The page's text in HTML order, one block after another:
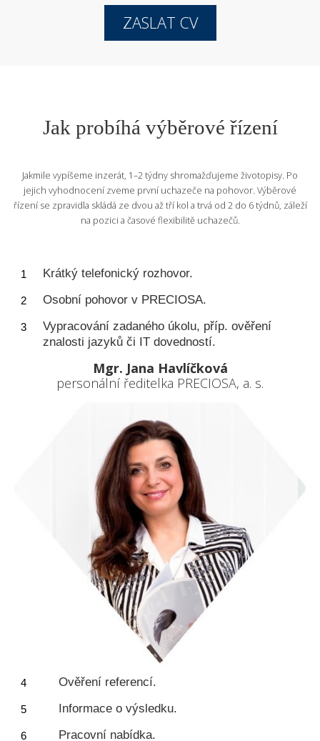
ZASLAT CV
Jak probíhá výběrové řízení
Jakmile vypíšeme inzerát, 1–2 týdny shromažďujeme životopisy. Po
jejich vyhodnocení zveme první uchazeče na pohovor. Výběrové
řízení se zpravidla skládá ze dvou až tří kol a trvá od 2 do 6 týdnů, záleží
na pozici a časové flexibilitě uchazečů.
Krátký telefonický rozhovor.
Osobní pohovor v PRECIOSA.
Vypracování zadaného úkolu, příp. ověření
znalosti jazyků či IT dovedností.
Mgr. Jana Havlíčková
personální ředitelka PRECIOSA, a. s.
Ověření referencí.
Informace o výsledku.
Pracovní nabídka.